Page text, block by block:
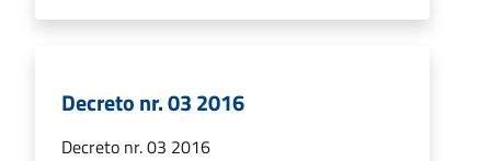
Decreto nr. 03 2016
Decreto nr. 03 2016